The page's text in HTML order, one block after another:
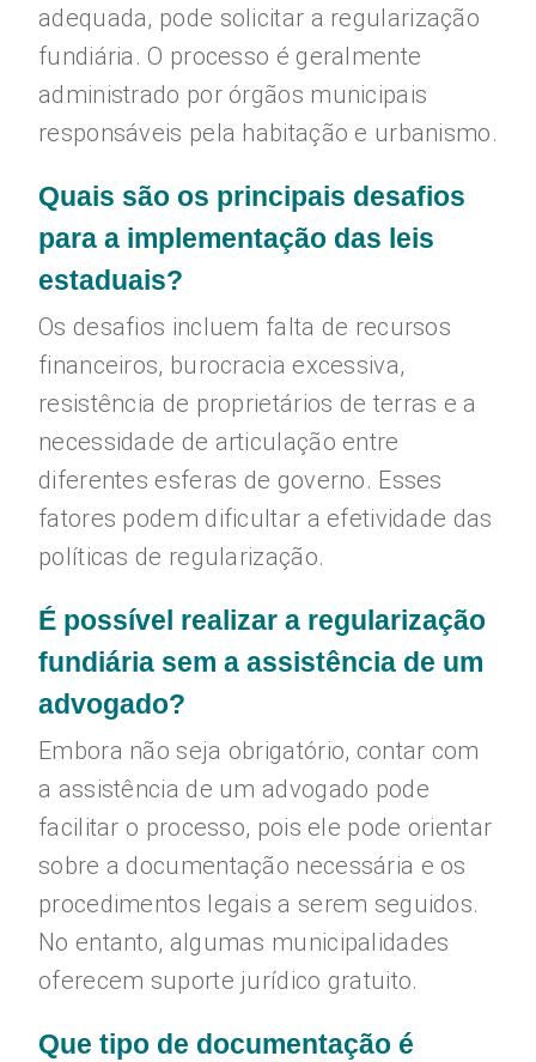
adequada, pode solicitar a regularização
fundiária. O processo é geralmente
administrado por órgãos municipais
responsáveis pela habitação e urbanismo.
Quais são os principais desafios
para a implementação das leis
estaduais?
Os desafios incluem falta de recursos
financeiros, burocracia excessiva,
resistência de proprietários de terras e a
necessidade de articulação entre
diferentes esferas de governo. Esses
fatores podem dificultar a efetividade das
políticas de regularização.
É possível realizar a regularização
fundiária sem a assistência de um
advogado?
Embora não seja obrigatório, contar com
a assistência de um advogado pode
facilitar o processo, pois ele pode orientar
sobre a documentação necessária e os
procedimentos legais a serem seguidos.
No entanto, algumas municipalidades
oferecem suporte jurídico gratuito.
Que tipo de documentação é